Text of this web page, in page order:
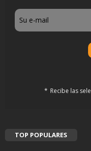
Email
Recibe las
TOP POPULARES